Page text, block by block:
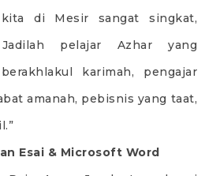
kita di Mesir sangat singkat,
pelajar Azhar yang
karimah, pengajar
amanah, pebisnis yang taat,
Esai & Microsoft Word